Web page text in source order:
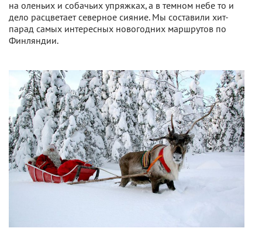
на оленьих и собачьих упряжках, а в темном небе то и
дело расцветает северное сияние. Мы составили хит-
парад самых интересных новогодних маршрутов по
Финляндии.